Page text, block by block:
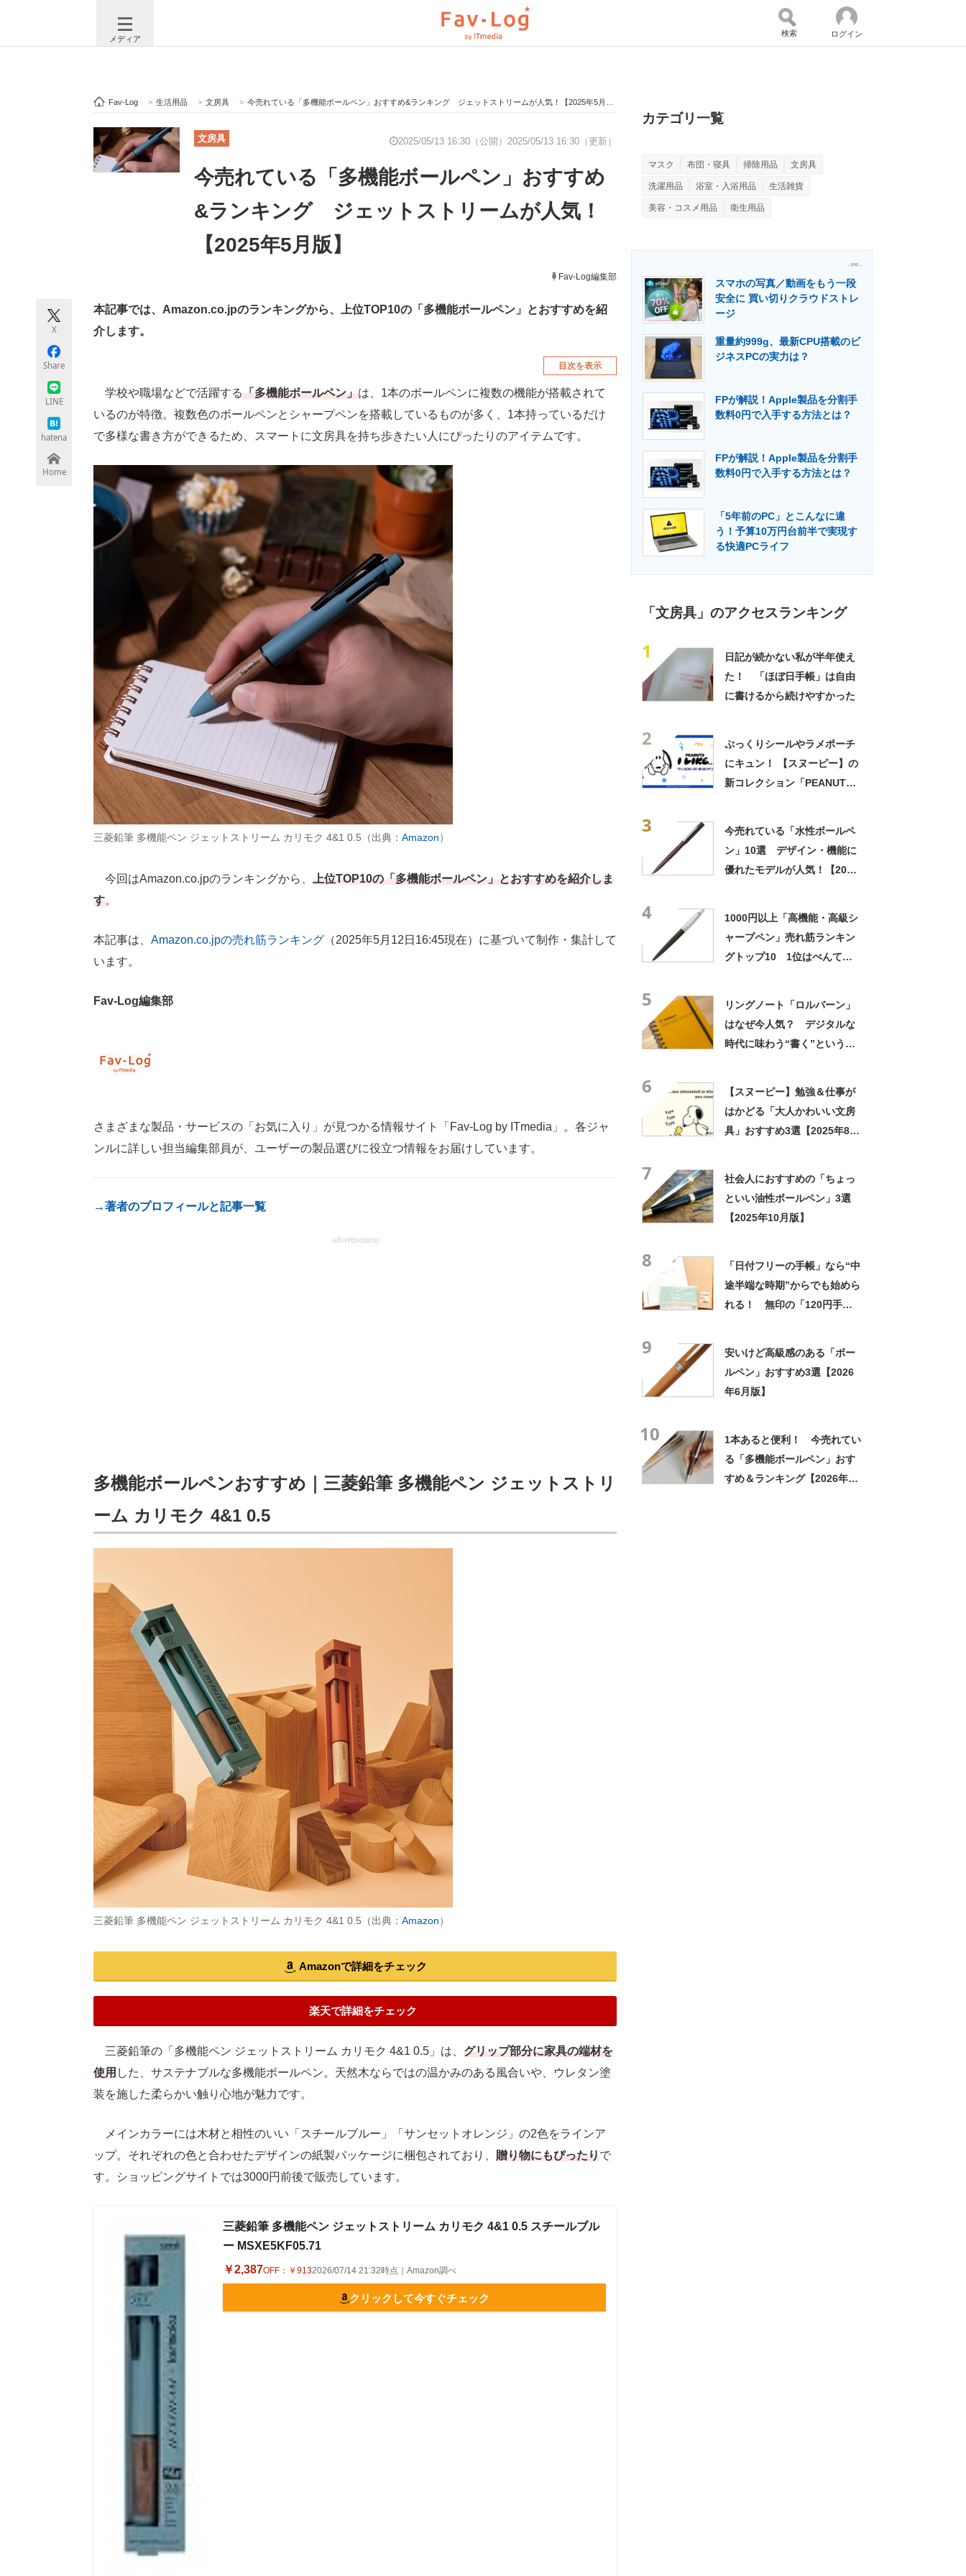
メディア
注目記事を集めた総合ページ ITの今と未来を見通す スマホと通信の最新トレンド 進化するPCとデバイスの未来
ビジネスと働き方のヒント AI活用のいまが分かる 企業ITのトレンドを詳説 経営リーダーのコミュニティ
ITエンジニア向け専門サイト 企業向けIT製品の総合サイト
モノづくり技術者専門サイト エレクトロニクス専門サイト 電子設計の基本と応用 エネルギーの専門メディア
検索 ログイン
Fav-Log > 生活用品 > 文房具 > 今売れている「多機能ボールペン」おすすめ&ランキング ジェットストリームが人気！【2025年5月版】
文房具 2025/05/13 16:30（公開） 2025/05/13 16:30（更新）
今売れている「多機能ボールペン」おすすめ
&ランキング ジェットストリームが人気！
【2025年5月版】
Fav-Log編集部
X
Share
LINE
hatena
Home
本記事では、Amazon.co.jpのランキングから、上位TOP10の「多機能ボールペン」とおすすめを紹
介します。
目次を表示
学校や職場などで活躍する「多機能ボールペン」は、1本のボールペンに複数の機能が搭載されて
いるのが特徴。複数色のボールペンとシャープペンを搭載しているものが多く、1本持っているだけ
で多様な書き方ができるため、スマートに文房具を持ち歩きたい人にぴったりのアイテムです。
三菱鉛筆 多機能ペン ジェットストリーム カリモク 4&1 0.5（出典： Amazon）
今回はAmazon.co.jpのランキングから、 上位TOP10の「多機能ボールペン」とおすすめを紹介しま
す。
本記事は、 Amazon.co.jpの売れ筋ランキング （2025年5月12日16:45現在）に基づいて制作・集計して
います。
Fav-Log編集部
さまざまな製品・サービスの「お気に入り」が見つかる情報サイト「Fav-Log by ITmedia」。各ジャ
ンルに詳しい担当編集部員が、ユーザーの製品選びに役立つ情報をお届けしています。
→著者のプロフィールと記事一覧
advertisement
多機能ボールペンおすすめ｜三菱鉛筆 多機能ペン ジェットストリ
ーム カリモク 4&1 0.5
三菱鉛筆 多機能ペン ジェットストリーム カリモク 4&1 0.5（出典： Amazon）
Amazonで詳細をチェック
楽天で詳細をチェック
三菱鉛筆の「多機能ペン ジェットストリーム カリモク 4&1 0.5」は、 グリップ部分に家具の端材を
使用した、サステナブルな多機能ボールペン。天然木ならではの温かみのある風合いや、ウレタン塗
装を施した柔らかい触り心地が魅力です。
メインカラーには木材と相性のいい「スチールブルー」「サンセットオレンジ」の2色をラインア
ップ。それぞれの色と合わせたデザインの紙製パッケージに梱包されており、 贈り物にもぴったりで
す。ショッピングサイトでは3000円前後で販売しています。
三菱鉛筆 多機能ペン ジェットストリーム カリモク 4&1 0.5 スチールブル
ー MSXE5KF05.71
￥2,387OFF： ￥9132026/07/14 21:32時点｜Amazon調べ
クリックして今すぐチェック
カテゴリ一覧
マスク 布団・寝具 掃除用品 文房具
洗濯用品 浴室・入浴用品 生活雑貨
美容・コスメ用品 衛生用品
- PR -
スマホの写真／動画をもう一段
安全に 買い切りクラウドストレ
ージ
重量約999g、最新CPU搭載のビ
ジネスPCの実力は？
FPが解説！Apple製品を分割手
数料0円で入手する方法とは？
FPが解説！Apple製品を分割手
数料0円で入手する方法とは？
「5年前のPC」とこんなに違
う！予算10万円台前半で実現す
る快適PCライフ
「文房具」のアクセスランキング
1
日記が続かない私が半年使え
た！ 「ほぼ日手帳」は自由
に書けるから続けやすかった
2
ぷっくりシールやラメポーチ
にキュン！ 【スヌーピー】の
新コレクション「PEANUTS I
3
今売れている「水性ボールペ
ン」10選 デザイン・機能に
優れたモデルが人気！【2023
4
1000円以上「高機能・高級シ
ャープペン」売れ筋ランキン
グトップ10 1位はぺんてる
5
リングノート「ロルバーン」
はなぜ今人気？ デジタルな
時代に味わう“書く”という非
6
【スヌーピー】勉強＆仕事が
はかどる「大人かわいい文房
具」おすすめ3選【2025年8月
7
社会人におすすめの「ちょっ
といい油性ボールペン」3選
【2025年10月版】
8
「日付フリーの手帳」なら“中
途半端な時期”からでも始めら
れる！ 無印の「120円手
9
安いけど高級感のある「ボー
ルペン」おすすめ3選【2026
年6月版】
10
1本あると便利！ 今売れてい
る「多機能ボールペン」おす
すめ＆ランキング【2026年7